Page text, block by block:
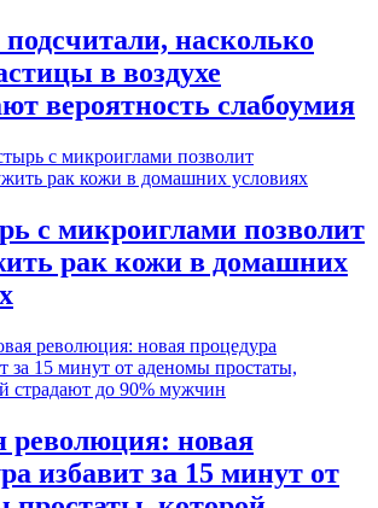
насколько
в воздухе
вероятность слабоумия
с микроиглами позволит
рак кожи в домашних
революция: новая
избавит за 15 минут от